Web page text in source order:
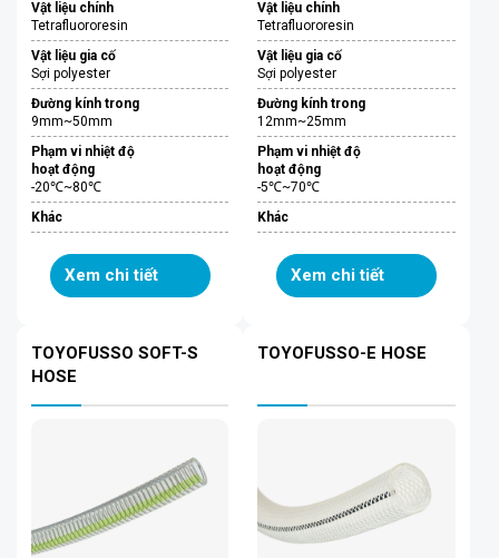
Vật liệu chính
Tetrafluororesin
Vật liệu gia cố
Sợi polyester
Đường kính trong
9mm~50mm
Phạm vi nhiệt độ
hoạt động
-20℃~80℃
Khác
Xem chi tiết
Vật liệu chính
Tetrafluororesin
Vật liệu gia cố
Sợi polyester
Đường kính trong
12mm~25mm
Phạm vi nhiệt độ
hoạt động
-5℃~70℃
Khác
Xem chi tiết
TOYOFUSSO SOFT-S
HOSE
TOYOFUSSO-E HOSE